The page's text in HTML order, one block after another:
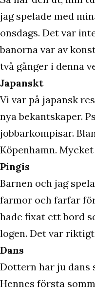
jag spelade med
onsdags. Det var
banorna var av
två gånger i denna
Japanskt
Vi var på japansk
nya bekantskaper.
jobbarkompisar.
Köpenhamn.
Pingis
Barnen och jag
farmor och farfar
hade fixat ett bord
logen. Det var
Dans
Dottern har ju dans
Hennes första